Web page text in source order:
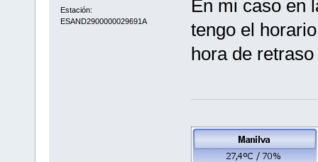
Estación:
ESAND2900000029691A
En mi caso en
tengo el
hora de